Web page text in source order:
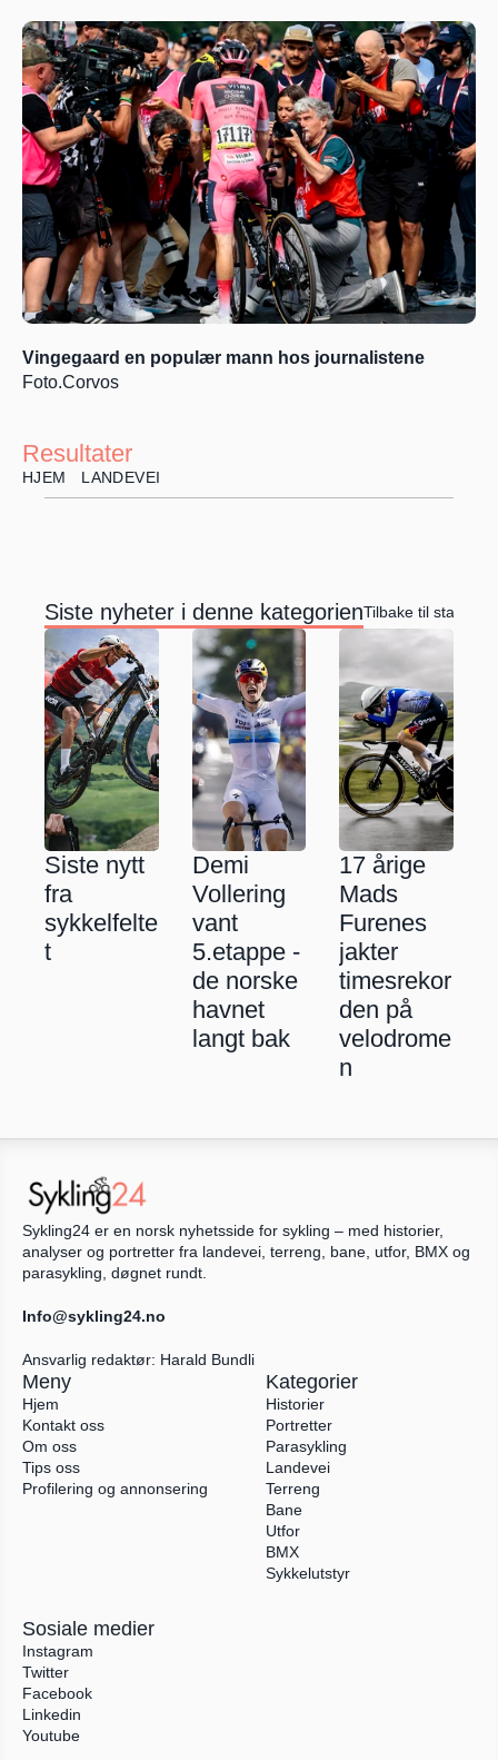
Foto.Corvos
Resultater
HJEM LANDEVEI
Siste nyheter i denne kategorienTilbake til
Siste nytt
fra
sykkelfelte
t
Demi
Vollering
vant
5.etappe -
de norske
havnet
langt bak
17 årige
Mads
Furenes
jakter
timesrekor
den på
velodrome
n
Sykling24 er en norsk nyhetsside for sykling – med historier,
analyser og portretter fra landevei, terreng, bane, utfor, BMX og
parasykling, døgnet rundt.
Info@sykling24.no
Ansvarlig redaktør: Harald Bundli
Meny
Hjem
Kontakt oss
Om oss
Tips oss
Profilering og annonsering
Kategorier
Historier
Portretter
Parasykling
Landevei
Terreng
Bane
Utfor
BMX
Sykkelutstyr
Sosiale medier
Instagram
Twitter
Facebook
Linkedin
Youtube